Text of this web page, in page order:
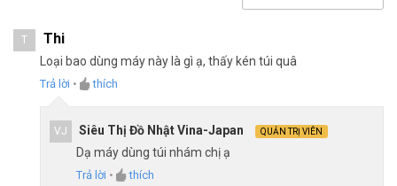
T Thi
Loại bao dùng máy này là gì ạ, thấy kén túi quâ
Trả lời • thích
VJ Siêu Thị Đồ Nhật Vina-Japan QUẢN TRỊ VIÊN
Dạ máy dùng túi nhám chị ạ
Trả lời • thích